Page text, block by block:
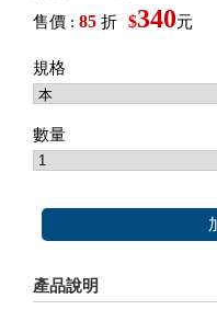
售價 :85 折 $340元
規格
數量
產品說明